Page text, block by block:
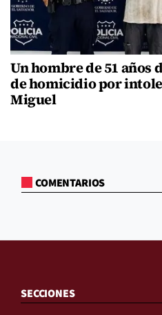
Un hombre de 51 años
de homicidio por
Miguel
COMENTARIOS
SECCIONES